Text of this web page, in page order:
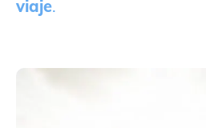
viaje.